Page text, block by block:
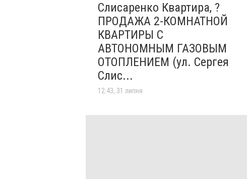
Слисаренко Квартира, ?
ПРОДАЖА 2-КОМНАТНОЙ
КВАРТИРЫ С
АВТОНОМНЫМ ГАЗОВЫМ
ОТОПЛЕНИЕМ (ул. Сергея
Слис...
12:43, 31 липня